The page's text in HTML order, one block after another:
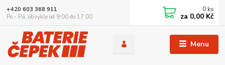
Menu
+420 603 368 911
Po - Pá, obvykle od 9:00 do 17:00
0 ks
za 0,00 Kč